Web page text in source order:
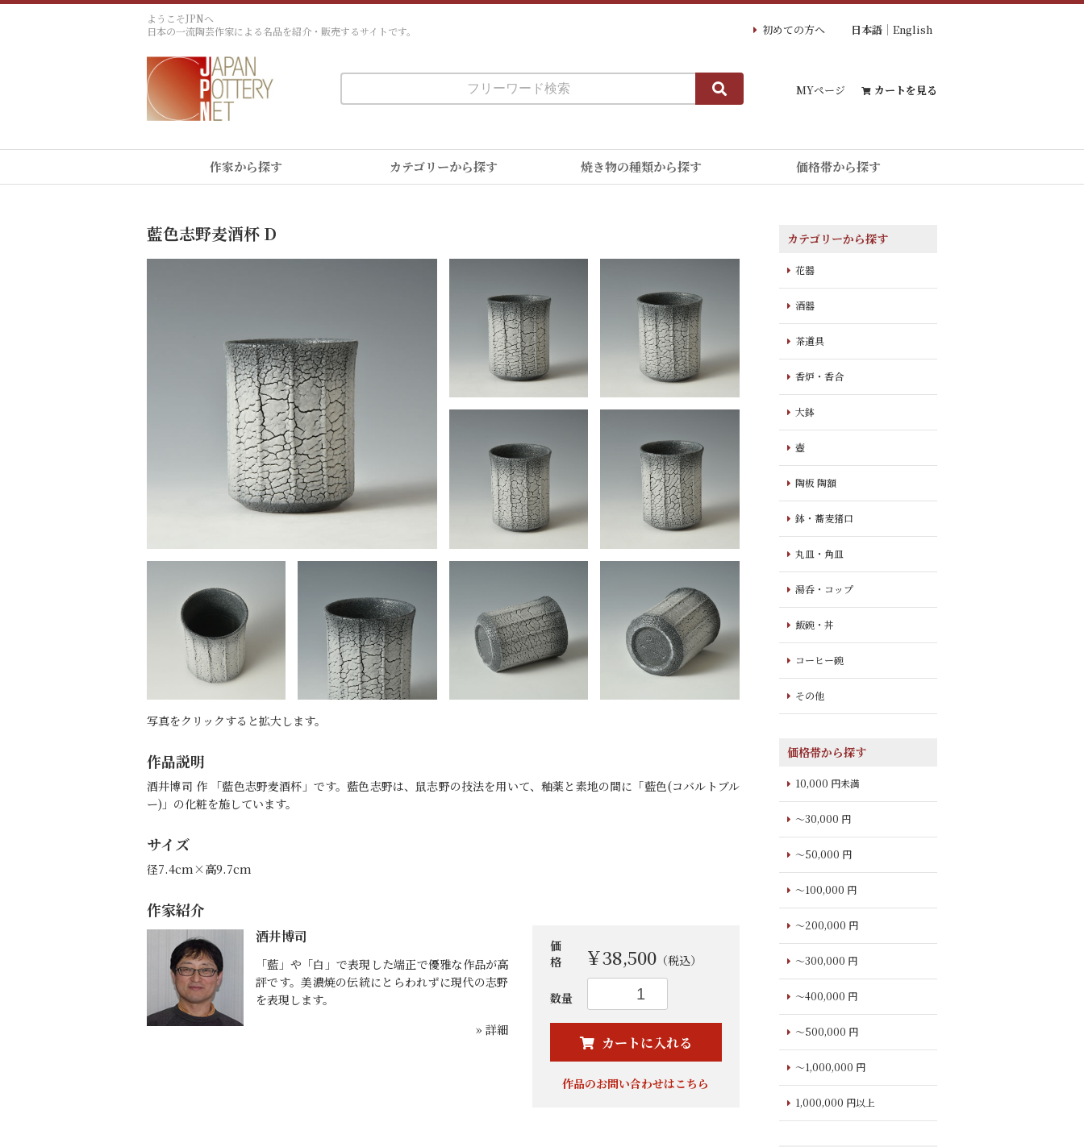
ようこそJPNへ
日本の一流陶芸作家による名品を紹介・販売するサイトです。
初めての方へ 日本語 English
MYページ カートを見る
作家から探す カテゴリーから探す 焼き物の種類から探す 価格帯から探す
藍色志野麦酒杯 D
写真をクリックすると拡大します。
作品説明
酒井博司 作 「藍色志野麦酒杯」です。藍色志野は、鼠志野の技法を用いて、釉薬と素地の間に「藍色(コバルトブル
ー)」の化粧を施しています。
サイズ
径7.4cm×高9.7cm
作家紹介
酒井博司
「藍」や「白」で表現した端正で優雅な作品が高
評です。美濃焼の伝統にとらわれずに現代の志野
を表現します。
» 詳細
価
格
￥38,500（税込）
数量
カートに入れる
カートへ進む
作品のお問い合わせはこちら
カテゴリーから探す
花器
酒器
茶道具
香炉・香合
大鉢
壺
陶板 陶額
鉢・蕎麦猪口
丸皿・角皿
湯呑・コップ
飯碗・丼
コーヒー碗
その他
価格帯から探す
10,000 円未満
～30,000 円
～50,000 円
～100,000 円
～200,000 円
～300,000 円
～400,000 円
～500,000 円
～1,000,000 円
1,000,000 円以上